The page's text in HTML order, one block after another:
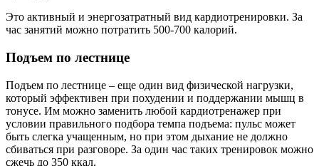
Это активный и энергозатратный вид кардиотренировки. За
час занятий можно потратить 500-700 калорий.
Подъем по лестнице
Подъем по лестнице – еще один вид физической нагрузки,
который эффективен при похудении и поддержании мышц в
тонусе. Им можно заменить любой кардиотренажер при
условии правильного подбора темпа подъема: пульс может
быть слегка учащенным, но при этом дыхание не должно
сбиваться при разговоре. За один час таких тренировок можно
сжечь до 350 ккал.